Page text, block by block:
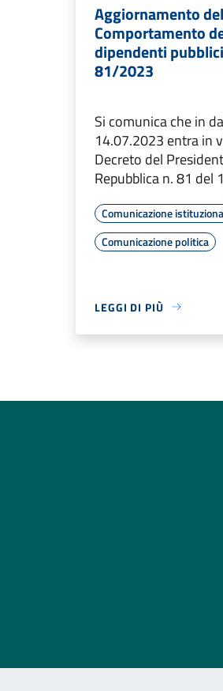
Aggiornamento
Comportamento
dipendenti
81/2023
Si comunica che in
14.07.2023 entra in
Decreto del
Repubblica n. 81 del
Comunicazione
Comunicazione politica
LEGGI DI PIÙ